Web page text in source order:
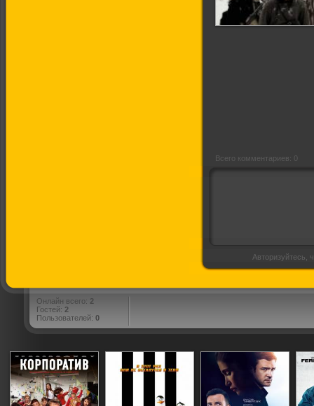
Всего комментариев: 0
Авторизуйтесь,
Онлайн всего: 2
Гостей: 2
Пользователей: 0